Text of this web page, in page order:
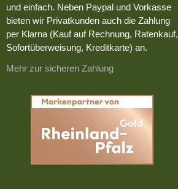
und einfach. Neben Paypal und Vorkasse
bieten wir Privatkunden auch die Zahlung
per Klarna (Kauf auf Rechnung, Ratenkauf,
Sofortüberweisung, Kreditkarte) an.
Mehr zur sicheren Zahlung